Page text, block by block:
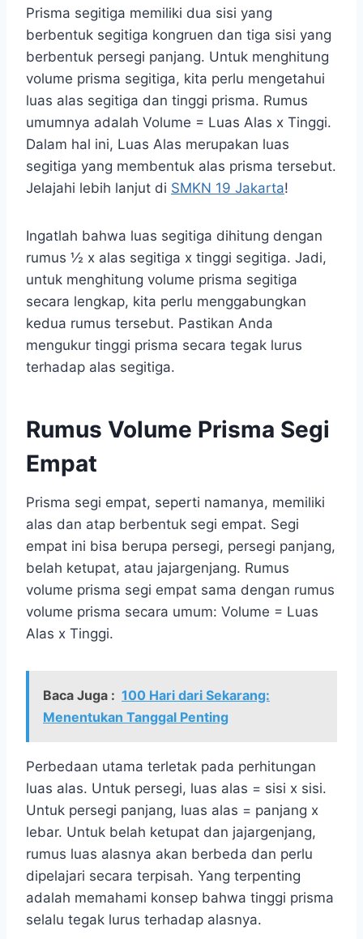
Prisma segitiga memiliki dua sisi yang
berbentuk segitiga kongruen dan tiga sisi yang
berbentuk persegi panjang. Untuk menghitung
volume prisma segitiga, kita perlu mengetahui
luas alas segitiga dan tinggi prisma. Rumus
umumnya adalah Volume = Luas Alas x Tinggi.
Dalam hal ini, Luas Alas merupakan luas
segitiga yang membentuk alas prisma tersebut.
Jelajahi lebih lanjut di SMKN 19 Jakarta!
Ingatlah bahwa luas segitiga dihitung dengan
rumus ½ x alas segitiga x tinggi segitiga. Jadi,
untuk menghitung volume prisma segitiga
secara lengkap, kita perlu menggabungkan
kedua rumus tersebut. Pastikan Anda
mengukur tinggi prisma secara tegak lurus
terhadap alas segitiga.
Rumus Volume Prisma Segi
Empat
Prisma segi empat, seperti namanya, memiliki
alas dan atap berbentuk segi empat. Segi
empat ini bisa berupa persegi, persegi panjang,
belah ketupat, atau jajargenjang. Rumus
volume prisma segi empat sama dengan rumus
volume prisma secara umum: Volume = Luas
Alas x Tinggi.
Baca Juga : 100 Hari dari Sekarang:
Menentukan Tanggal Penting
Perbedaan utama terletak pada perhitungan
luas alas. Untuk persegi, luas alas = sisi x sisi.
Untuk persegi panjang, luas alas = panjang x
lebar. Untuk belah ketupat dan jajargenjang,
rumus luas alasnya akan berbeda dan perlu
dipelajari secara terpisah. Yang terpenting
adalah memahami konsep bahwa tinggi prisma
selalu tegak lurus terhadap alasnya.